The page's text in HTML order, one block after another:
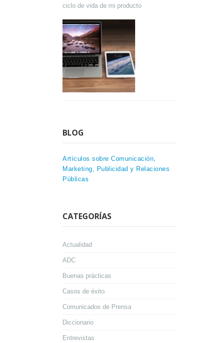
ciclo de vida de mi producto
BLOG
Artículos sobre Comunicación,
Marketing, Publicidad y Relaciones
Públicas
CATEGORÍAS
Actualidad
ADC
Buenas prácticas
Casos de éxito
Comunicados de Prensa
Diccionario
Entrevistas